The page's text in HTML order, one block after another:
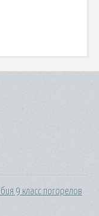
9 класс погорелов